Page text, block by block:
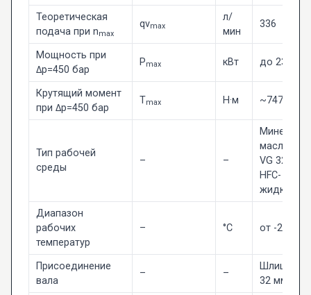
Теоретическая
подача при nmax
qvmax
л/
мин
336
Мощность при
Δp=450 бар
Pmax кВт до 235
Крутящий момент
при Δp=450 бар
Tmax Н·м ~747
Тип рабочей
среды
– –
масла по
VG 32-68,
HFC-
жидкости
Диапазон
рабочих
температур
– °C от -25 до
Присоединение
вала
– –
32 мм